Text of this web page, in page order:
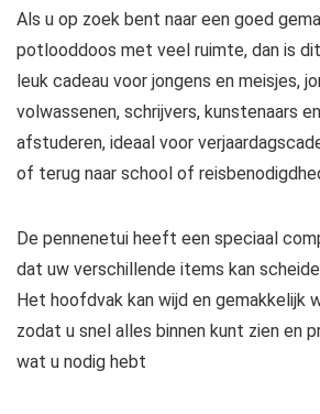
Als u op zoek bent naar een goed
potlooddoos met veel ruimte, dan is
leuk cadeau voor jongens en meisjes,
volwassenen, schrijvers, kunstenaars
afstuderen, ideaal voor
of terug naar school of
De pennenetui heeft een speciaal
dat uw verschillende items kan
Het hoofdvak kan wijd en gemakkelijk
zodat u snel alles binnen kunt zien en
wat u nodig hebt